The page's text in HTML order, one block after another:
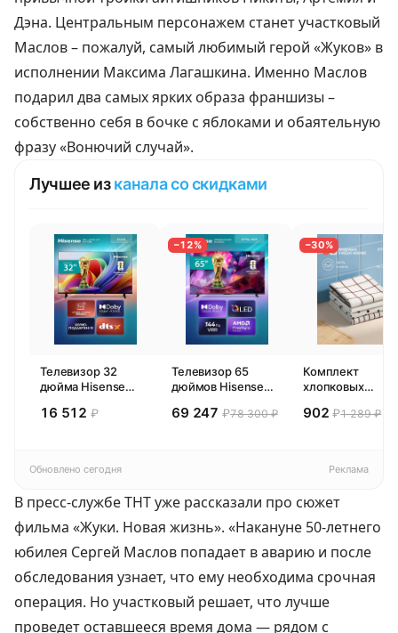
Дэна. Центральным персонажем станет участковый
Маслов – пожалуй, самый любимый герой «Жуков» в
исполнении Максима Лагашкина. Именно Маслов
подарил два самых ярких образа франшизы –
собственно себя в бочке с яблоками и обаятельную
фразу «Вонючий случай».
Лучшее изканала со скидками
Телевизор 32
дюйма Hisense
Смарт ТВ HD
16 512 ₽
−12%
Телевизор 65
дюймов Hisense
(2026) Смарт ТВ
69 247 ₽78 300 ₽
−30%
Комплект
хлопковых
полотенец 4 шт,
902₽1 289 ₽
Обновлено сегодня Реклама
В пресс-службе ТНТ уже рассказали про сюжет
фильма «Жуки. Новая жизнь». «Накануне 50-летнего
юбилея Сергей Маслов попадает в аварию и после
обследования узнает, что ему необходима срочная
операция. Но участковый решает, что лучше
проведет оставшееся время дома — рядом с